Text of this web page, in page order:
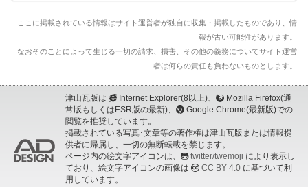
ここに掲載されている情報はサイト運営者が独自に収集・掲載したものであり、情
報が古い可能性があります。
なおそのことによって生じる一切の請求、損害、その他の義務についてサイト運営
者は何らの責任も負わないものとします。
津山瓦版は Internet Explorer(8以上)、
Mozilla Firefox(通
常版もしくはESR版の最新)、
Google Chrome(最新版)での
閲覧を推奨しています。
掲載されている写真･文章等の著作権は津山瓦版または情報提
供者に帰属し、一切の無断転載を禁じます。
ページ内の絵文字アイコンは、
twitter/twemoji により表示し
ており、絵文字アイコンの画像は
CC BY 4.0 に基づいて利
用しています。